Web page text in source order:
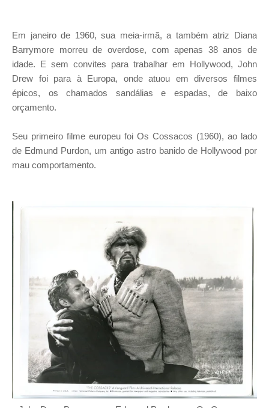
Em janeiro de 1960, sua meia-irmã, a também atriz Diana
Barrymore morreu de overdose, com apenas 38 anos de
idade. E sem convites para trabalhar em Hollywood, John
Drew foi para à Europa, onde atuou em diversos filmes
épicos, os chamados sandálias e espadas, de baixo
orçamento.
Seu primeiro filme europeu foi Os Cossacos (1960), ao lado
de Edmund Purdon, um antigo astro banido de Hollywood por
mau comportamento.